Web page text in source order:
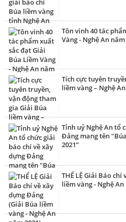
Tôn vinh 40 tác
Vàng - Nghệ An năm
Tích cực tuyên
liềm vàng – Nghệ
Tỉnh uỷ Nghệ An tổ
Đảng mang tên
2021”
THỂ LỆ Giải Báo
liềm vàng - Nghệ An